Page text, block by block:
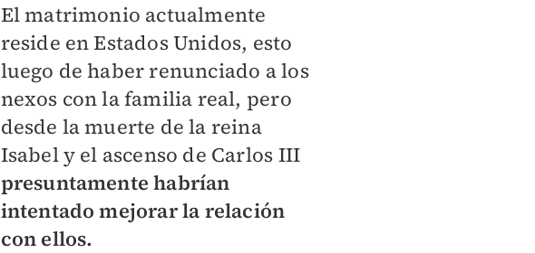
El matrimonio actualmente
reside en Estados Unidos, esto
luego de haber renunciado a los
nexos con la familia real, pero
desde la muerte de la reina
Isabel y el ascenso de Carlos III
presuntamente habrían
intentado mejorar la relación
con ellos.